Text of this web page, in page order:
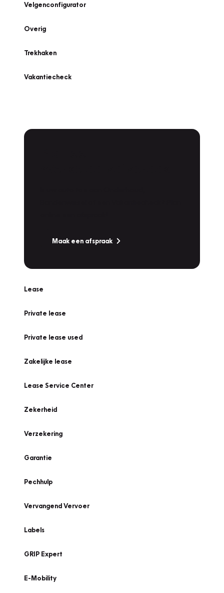
Velgenconfigurator
Overig
Trekhaken
Vakantiecheck
Maak een afspraak
Lease
Private lease
Private lease used
Zakelijke lease
Lease Service Center
Zekerheid
Verzekering
Garantie
Pechhulp
Vervangend Vervoer
Labels
GRIP Expert
E-Mobility